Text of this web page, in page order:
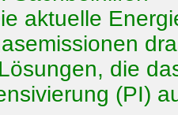
aktuelle
die
(PI)